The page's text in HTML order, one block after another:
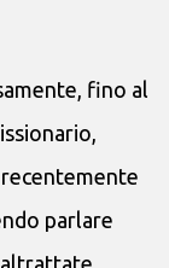
fino al
parlare